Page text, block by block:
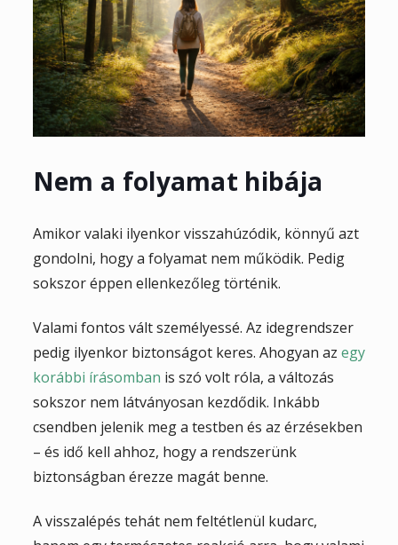
Nem a folyamat hibája
Amikor valaki ilyenkor visszahúzódik, könnyű azt
gondolni, hogy a folyamat nem működik. Pedig
sokszor éppen ellenkezőleg történik.
Valami fontos vált személyessé. Az idegrendszer
pedig ilyenkor biztonságot keres. Ahogyan az egy
korábbi írásomban is szó volt róla, a változás
sokszor nem látványosan kezdődik. Inkább
csendben jelenik meg a testben és az érzésekben
– és idő kell ahhoz, hogy a rendszerünk
biztonságban érezze magát benne.
A visszalépés tehát nem feltétlenül kudarc,